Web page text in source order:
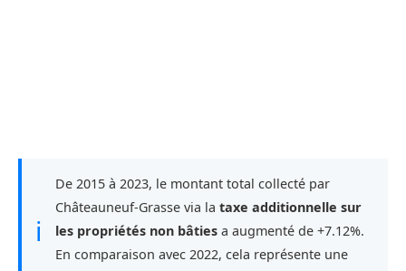
ℹ
De 2015 à 2023, le montant total collecté par
Châteauneuf-Grasse via la taxe additionnelle sur
les propriétés non bâties a augmenté de +7.12%.
En comparaison avec 2022, cela représente une